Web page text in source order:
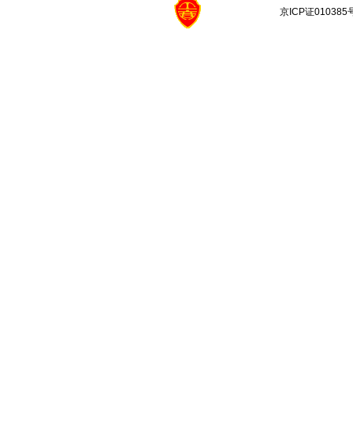
京ICP证010385